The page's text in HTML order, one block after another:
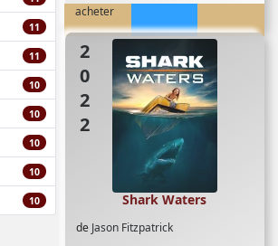
11
11
10
10
10
10
10
acheter
2022
de Jason Fitzpatrick
Shark Waters